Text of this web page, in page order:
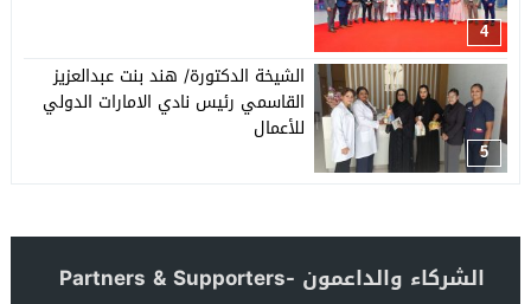
4
5
الشيخة الدكتورة/ هند بنت عبدالعزيز
القاسمي رئيس نادي الامارات الدولي
للأعمال
الشركاء والداعمون -Partners & Supporters